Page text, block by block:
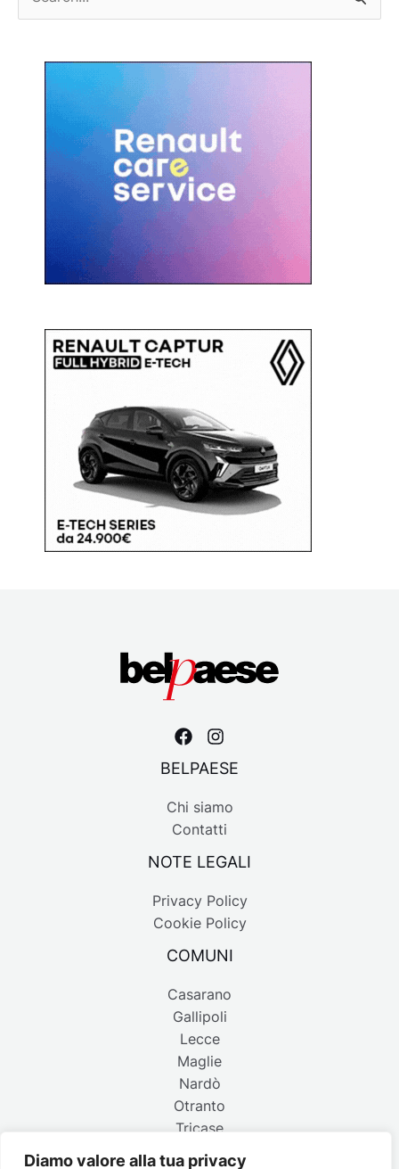
Diamo valore alla tua privacy
BELPAESE
Chi siamo
Contatti
NOTE LEGALI
Privacy Policy
Cookie Policy
COMUNI
Casarano
Gallipoli
Lecce
Maglie
Nardò
Otranto
Tricase